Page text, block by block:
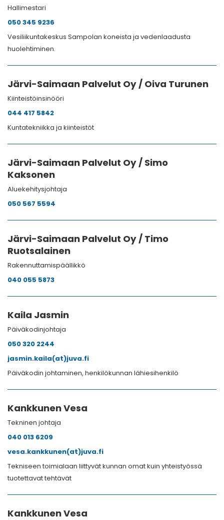
Hallimestari
050 345 9236
Vesiliikuntakeskus Sampolan koneista ja vedenlaadusta
huolehtiminen.
Järvi-Saimaan Palvelut Oy / Oiva Turunen
Kiinteistöinsinööri
044 417 5842
Kuntatekniikka ja kiinteistöt
Järvi-Saimaan Palvelut Oy / Simo
Kaksonen
Aluekehitysjohtaja
050 567 5594
Järvi-Saimaan Palvelut Oy / Timo
Ruotsalainen
Rakennuttamispäällikkö
040 055 5873
Kaila Jasmin
Päiväkodinjohtaja
050 320 2244
jasmin.kaila(at)juva.fi
Päiväkodin johtaminen, henkilökunnan lähiesihenkilö
Kankkunen Vesa
Tekninen johtaja
040 013 6209
vesa.kankkunen(at)juva.fi
Tekniseen toimialaan liittyvät kunnan omat kuin yhteistyössä
tuotettavat tehtävät
Kankkunen Vesa